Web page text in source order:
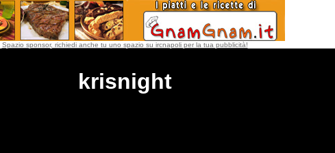
Spazio sponsor, richiedi anche tu uno spazio su ircnapoli per la tua pubblicità!
krisnight